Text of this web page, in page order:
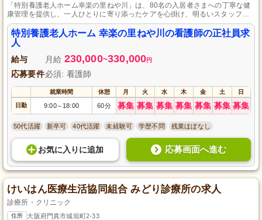
「特別養護老人ホーム幸楽の里ねや川」は、80名の入居者さまへの丁寧な健
康管理を提供し、一人ひとりに寄り添ったケアを心掛け、明るいスタッフと
自由な風通しの良い職場環境を誇りにしています。
特別養護老人ホーム 幸楽の里ねや川の看護師の正社員求
人
給与 月給 230,000~330,000円
応募要件必須: 看護師
就業時間 休憩 月 火 水 木 金 土 日
日勤 9:00～ 18:00 60分 募集 募集 募集 募集 募集 募集 募集
50代活躍 新卒可 40代活躍 未経験可 学歴不問 残業ほぼなし
お気に入り に追加 応募画面へ進む
けいはん医療生活協同組合 みどり診療所の求人
診療所・クリニック
住所 大阪府門真市城垣町2-33